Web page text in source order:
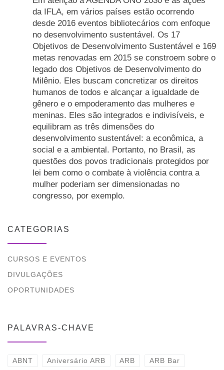
da IFLA, em vários países estão ocorrendo
desde 2016 eventos bibliotecários com enfoque
no desenvolvimento sustentável. Os 17
Objetivos de Desenvolvimento Sustentável e 169
metas renovadas em 2015 se constroem sobre o
legado dos Objetivos de Desenvolvimento do
Milênio. Eles buscam concretizar os direitos
humanos de todos e alcançar a igualdade de
gênero e o empoderamento das mulheres e
meninas. Eles são integrados e indivisíveis, e
equilibram as três dimensões do
desenvolvimento sustentável: a econômica, a
social e a ambiental. Portanto, no Brasil, as
questões dos povos tradicionais protegidos por
lei bem como o combate à violência contra a
mulher poderiam ser dimensionadas no
congresso, por exemplo.
CATEGORIAS
CURSOS E EVENTOS
DIVULGAÇÕES
OPORTUNIDADES
PALAVRAS-CHAVE
ABNT Aniversário ARB ARB ARB Bar